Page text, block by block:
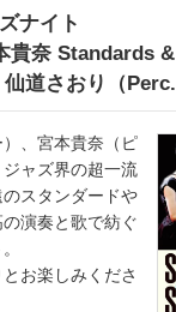
ナイト
貴奈 Standards
道さおり（Perc.
、宮本貴奈（ピ
ャズ界の超一流
スタンダードや
演奏と歌で紡ぐ
お楽しみくださ